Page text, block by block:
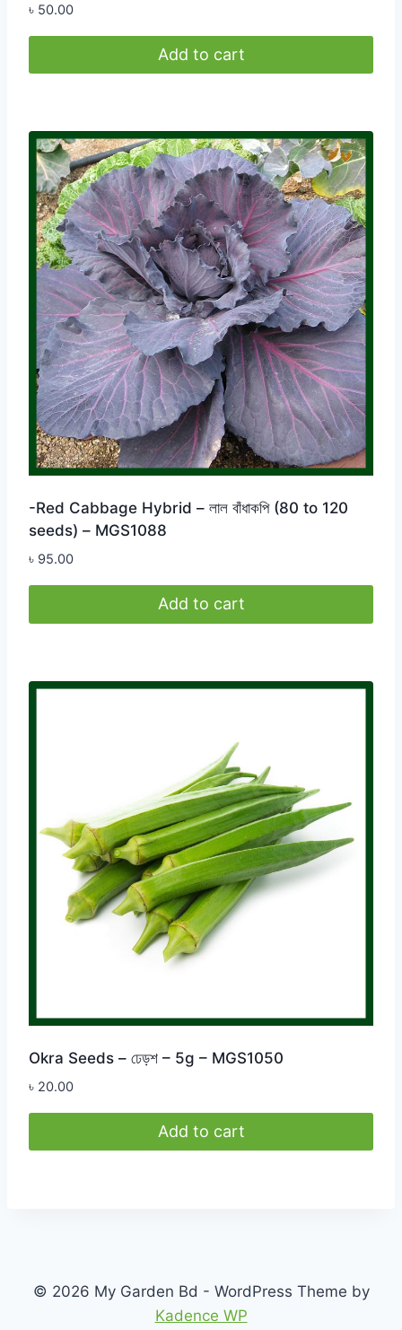
৳ 50.00
Add to cart
-Red Cabbage Hybrid – লাল বাঁধাকপি (80 to 120
seeds) – MGS1088
৳ 95.00
Add to cart
Okra Seeds – ঢেড়শ – 5g – MGS1050
৳ 20.00
Add to cart
© 2026 My Garden Bd - WordPress Theme by
Kadence WP